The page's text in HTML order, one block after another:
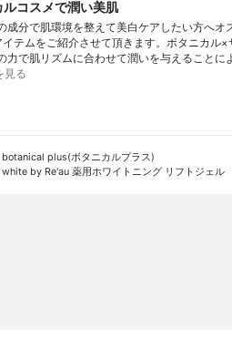
ルコスメで潤い美肌
成分で肌環境を整えて美白ケアしたい方へオ
イテムをご紹介させて頂きます。ボタニカル×
力で肌リズムに合わせて潤いを与えることに
見る
botanical plus(ボタニカルプラス)
white by Re'au 薬用ホワイトニング リフトジェル